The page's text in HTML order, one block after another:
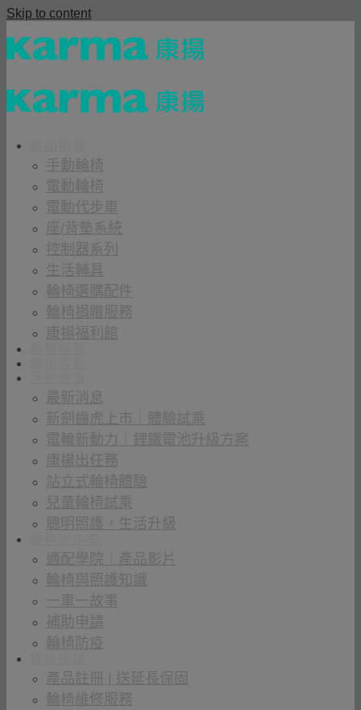
Skip to content
手動輪椅
電動輪椅
電動代步車
座/背墊系統
控制器系列
生活輔具
輪椅選購配件
輪椅捐贈服務
康揚福利館
最新消息
新劍齒虎上市｜體驗試乘
電輪新動力｜鋰鐵電池升級方案
康揚出任務
站立式輪椅體驗
兒童輪椅試乘
聰明照護，生活升級
適配學院｜產品影片
輪椅與照護知識
一車一故事
補助申請
輪椅防疫
產品註冊 | 送延長保固
輪椅維修服務